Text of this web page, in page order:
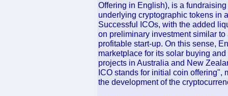
Offering in English), is a
underlying cryptographic tokens in
Successful ICOs, with the added
on preliminary investment similar
profitable start-up. On this sense,
marketplace for its solar buying
projects in Australia and New
ICO stands for initial coin offering",
the development of the